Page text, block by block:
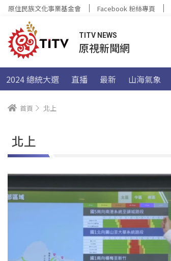
原住民族文化事業基金會 Facebook 粉絲專頁
TITV NEWS
原視新聞網
2024 總統大選 直播 最新 山海氣象
首頁 北上
北上